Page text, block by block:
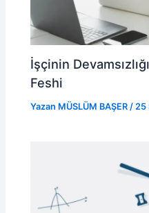
İşçinin
Feshi
Yazan MÜSLÜM BAŞER/25